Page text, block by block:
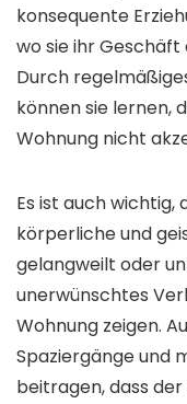
konsequente
wo sie ihr
Durch
können sie lernen,
Wohnung nicht
Es ist auch wichtig,
körperliche und
gelangweilt oder
unerwünschtes
Wohnung zeigen.
Spaziergänge und
beitragen, dass